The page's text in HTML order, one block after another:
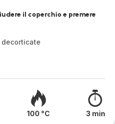
il coperchio e premere
decorticate
100 °C 3 min